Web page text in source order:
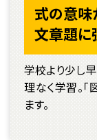
式の意味
文章題に
学校より少し早
理なく学習。
ます。